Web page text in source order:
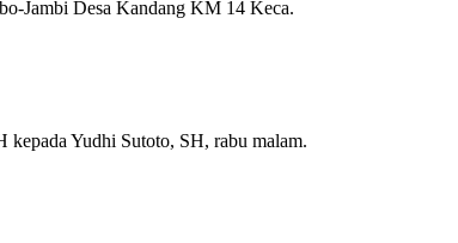
Jambi Desa Kandang KM 14 Keca.
Yudhi Sutoto, SH, rabu malam.